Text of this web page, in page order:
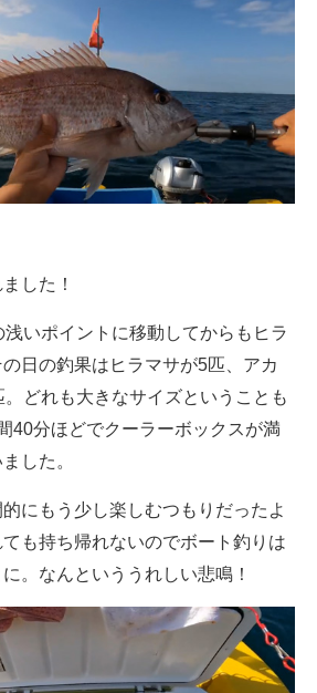
した！
いポイントに移動してからもヒラ
日の釣果はヒラマサが5匹、アカ
どれも大きなサイズということも
40分ほどでクーラーボックスが満
した。
にもう少し楽しむつもりだったよ
も持ち帰れないのでボート釣りは
。なんといううれしい悲鳴！